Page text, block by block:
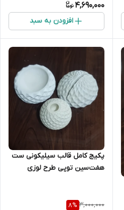
4,690,000
افزودن به سبد
پکیج کامل قالب سیلیکونی ست
هفت‌سین توپی طرح لوزی
3,000,000
8%